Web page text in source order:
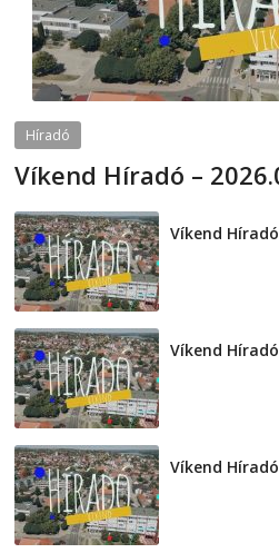
Híradó
Víkend Híradó –
Víkend
Víkend
Víkend